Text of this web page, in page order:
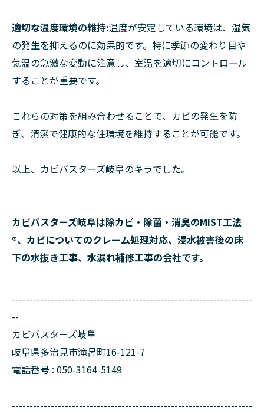
適切な温度環境の維持:温度が安定している環境は、湿気
の発生を抑えるのに効果的です。特に季節の変わり目や
気温の急激な変動に注意し、室温を適切にコントロール
することが重要です。
これらの対策を組み合わせることで、カビの発生を防
ぎ、清潔で健康的な住環境を維持することが可能です。
以上、カビバスターズ岐阜のキラでした。
カビバスターズ岐阜は除カビ・除菌・消臭のMIST工法
®、カビについてのクレーム処理対応、浸水被害後の床
下の水抜き工事、水漏れ補修工事の会社です。
--------------------------------------------------------------------
--
カビバスターズ岐阜
岐阜県多治見市滝呂町16-121-7
電話番号 : 050-3164-5149
--------------------------------------------------------------------